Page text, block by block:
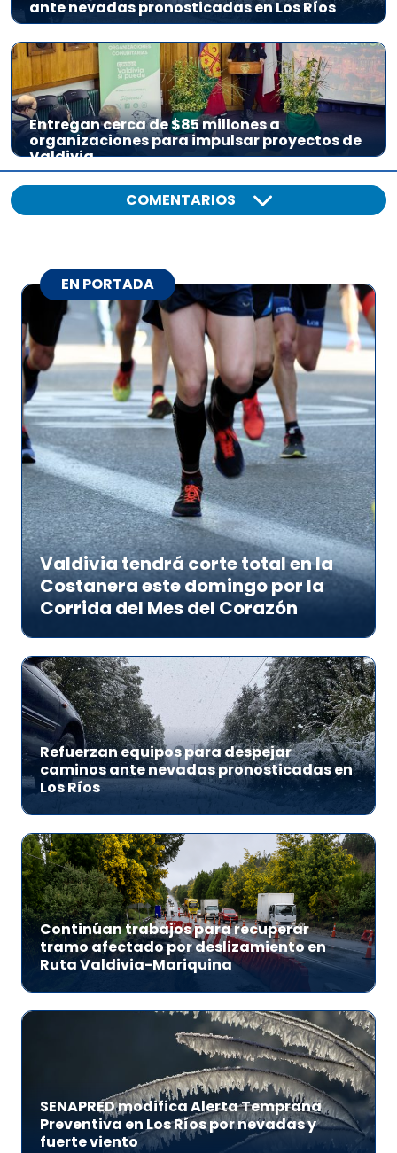
ante nevadas pronosticadas en Los Ríos
Entregan cerca de $85 millones a
organizaciones para impulsar proyectos de
Valdivia
COMENTARIOS
EN PORTADA
Valdivia tendrá corte total en la
Costanera este domingo por la
Corrida del Mes del Corazón
Refuerzan equipos para despejar
caminos ante nevadas pronosticadas en
Los Ríos
Continúan trabajos para recuperar
tramo afectado por deslizamiento en
Ruta Valdivia-Mariquina
SENAPRED modifica Alerta Temprana
Preventiva en Los Ríos por nevadas y
fuerte viento